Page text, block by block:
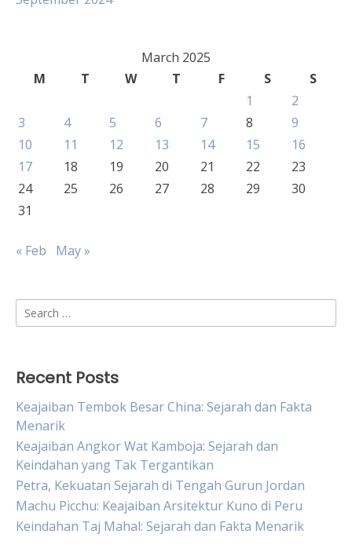
March 2025
M
T W T F S
S
1
2
3
4 5 6 7 8
9
10
11 12 13 14 15
16
17
18 19 20 21 22
23
24
25 26 27 28 29
30
31
« Feb May »
Search
for:
Recent Posts
Keajaiban Tembok Besar China: Sejarah dan Fakta
Menarik
Keajaiban Angkor Wat Kamboja: Sejarah dan
Keindahan yang Tak Tergantikan
Petra, Kekuatan Sejarah di Tengah Gurun Jordan
Machu Picchu: Keajaiban Arsitektur Kuno di Peru
Keindahan Taj Mahal: Sejarah dan Fakta Menarik